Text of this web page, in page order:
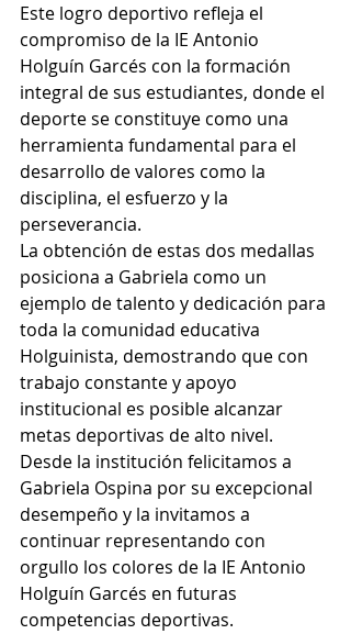
Este logro deportivo refleja el
compromiso de la IE Antonio
Holguín Garcés con la formación
integral de sus estudiantes, donde el
deporte se constituye como una
herramienta fundamental para el
desarrollo de valores como la
disciplina, el esfuerzo y la
perseverancia.​
La obtención de estas dos medallas
posiciona a Gabriela como un
ejemplo de talento y dedicación para
toda la comunidad educativa
Holguinista, demostrando que con
trabajo constante y apoyo
institucional es posible alcanzar
metas deportivas de alto nivel.​
Desde la institución felicitamos a
Gabriela Ospina por su excepcional
desempeño y la invitamos a
continuar representando con
orgullo los colores de la IE Antonio
Holguín Garcés en futuras
competencias deportivas.​